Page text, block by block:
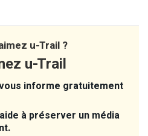
u-Trail ?
u-Trail
informe gratuitement
à préserver un média